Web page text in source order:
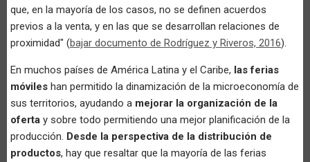
que, en la mayoría de los casos, no se definen acuerdos
previos a la venta, y en las que se desarrollan relaciones de
proximidad" (bajar documento de Rodríguez y Riveros, 2016).
En muchos países de América Latina y el Caribe, las ferias
móviles han permitido la dinamización de la microeconomía de
sus territorios, ayudando a mejorar la organización de la
oferta y sobre todo permitiendo una mejor planificación de la
producción. Desde la perspectiva de la distribución de
productos, hay que resaltar que la mayoría de las ferias